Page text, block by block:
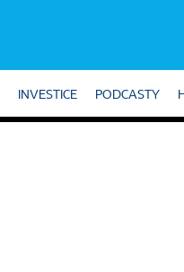
INVESTICE PODCASTY